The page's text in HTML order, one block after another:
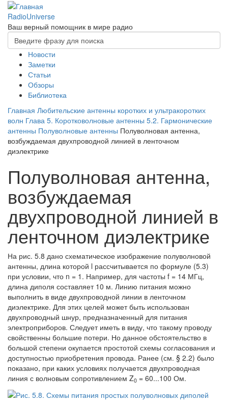
Перейти
основному
содержанию
RadioUniverse
Ваш верный помощник в мире радио
Форма
поиска
ПоискГлавное
меню
Новости
Заметки
Статьи
Обзоры
Библиотека
Главная Любительские антенны коротких и ультракоротких
волн Глава 5. Коротковолновые антенны 5.2. Гармонические
антенны Полуволновые антенны Полуволновая антенна,
возбуждаемая двухпроводной линией в ленточном
диэлектрике
Полуволновая антенна,
возбуждаемая
двухпроводной линией в
ленточном диэлектрике
На рис. 5.8 дано схематическое изображение полуволновой
антенны, длина которой l рассчитывается по формуле (5.3)
при условии, что n = 1 . Например, для частоты f = 14 МГц,
длина диполя составляет 10 м. Линию питания можно
выполнить в виде двухпроводной линии в ленточном
диэлектрике. Для этих целей может быть использован
двухпроводный шнур, предназначенный для питания
электроприборов. Следует иметь в виду, что такому проводу
свойственны большие потери. Но данное обстоятельство в
большой степени окупается простотой схемы согласования и
доступностью приобретения провода. Ранее (см. § 2.2) было
показано, при каких условиях получается двухпроводная
линия с волновым сопротивлением Z0 = 60...100 Ом.